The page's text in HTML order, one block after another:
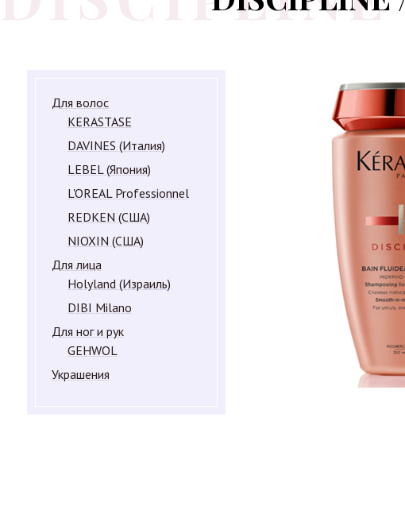
Для волос
KERASTASE
DAVINES (Италия)
LEBEL (Япония)
L'OREAL Professionnel
REDKEN (США)
NIOXIN (США)
Для лица
Holyland (Израиль)
DIBI Milano
Для ног и рук
GEHWOL
Украшения